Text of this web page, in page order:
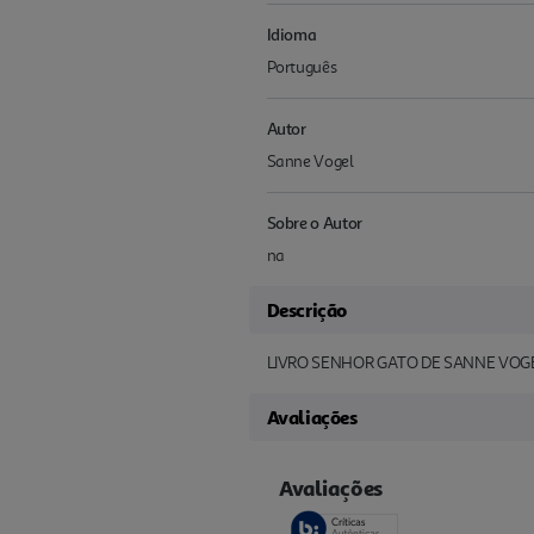
Idioma
Português
Autor
Sanne Vogel
Sobre o Autor
na
Descrição
LIVRO SENHOR GATO DE SANNE
Avaliações